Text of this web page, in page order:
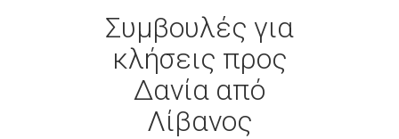
Συμβουλές για
κλήσεις προς
Δανία από
Λίβανος